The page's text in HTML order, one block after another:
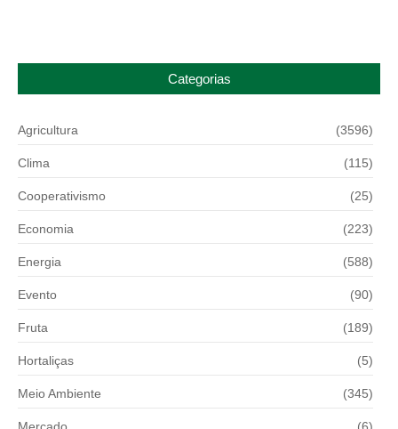
Categorias
Agricultura (3596)
Clima (115)
Cooperativismo (25)
Economia (223)
Energia (588)
Evento (90)
Fruta (189)
Hortaliças (5)
Meio Ambiente (345)
Mercado (6)